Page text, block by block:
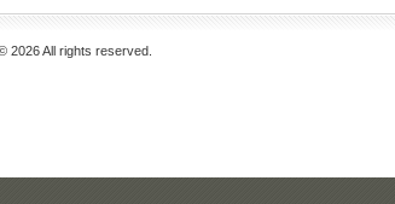
2026 All rights reserved.